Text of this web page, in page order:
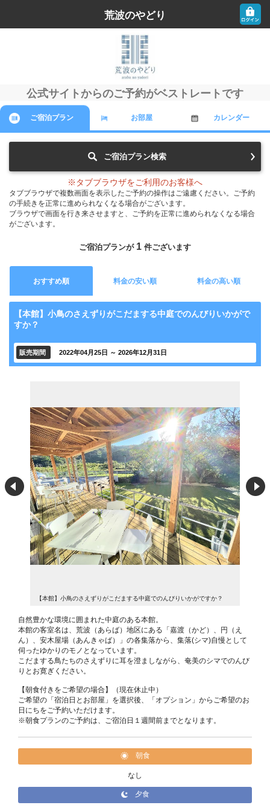
荒波のやどり
公式サイトからのご予約がベストレートです
ご宿泊プラン お部屋 カレンダー
ご宿泊プラン検索
※タブブラウザをご利用のお客様へ
タブブラウザで複数画面を表示したご予約の操作はご遠慮ください。ご予約
の手続きを正常に進められなくなる場合がございます。
ブラウザで画面を行き来させますと、ご予約を正常に進められなくなる場合
がございます。
ご宿泊プランが 1 件ございます
おすすめ順 料金の安い順 料金の高い順
【本館】小鳥のさえずりがこだまする中庭でのんびりいかがで
すか？
販売期間 2022年04月25日 ～ 2026年12月31日
【本館】小鳥のさえずりがこだまする中庭でのんびりいかがですか？
自然豊かな環境に囲まれた中庭のある本館。
本館の客室名は、荒波（あらば）地区にある「嘉渡（かど）、円（え
ん）、安木屋場（あんきゃば）」の各集落から、集落(シマ)自慢として
伺ったゆかりのモノとなっています。
こだまする鳥たちのさえずりに耳を澄ましながら、奄美のシマでのんび
りとお寛ぎください。
【朝食付きをご希望の場合】（現在休止中）
ご希望の「宿泊日とお部屋」を選択後、「オプション」からご希望のお
日にちをご予約いただけます。
※朝食プランのご予約は、ご宿泊日１週間前までとなります。
朝食
なし
夕食